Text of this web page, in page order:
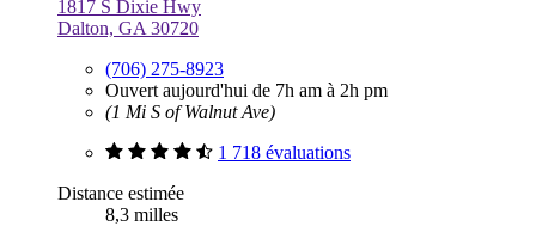
1817 S Dixie Hwy
Dalton, GA 30720
(706) 275-8923
Ouvert aujourd'hui de 7h am à 2h pm
(1 Mi S of Walnut Ave)
1 718 évaluations
Distance estimée
8,3 milles